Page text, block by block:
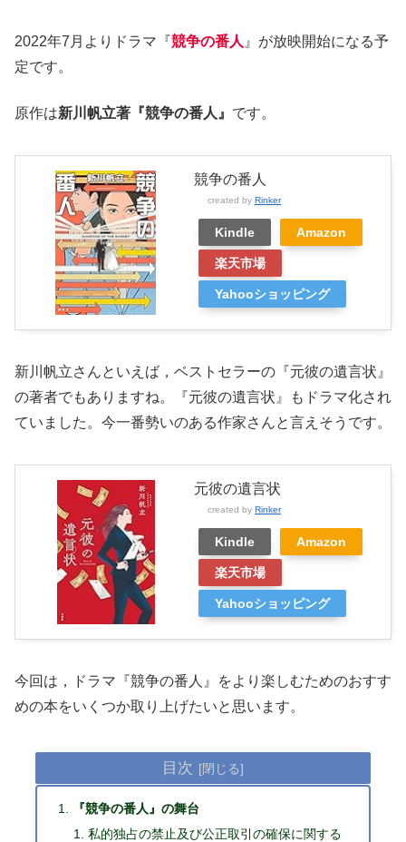
2022年7月よりドラマ『 競争の番人』が放映開始になる予
定です。
原作は新川帆立著『競争の番人』 です。
競争の番人
created by Rinker
Kindle Amazon
楽天市場
Yahooショッピング
新川帆立さんといえば，ベストセラーの『元彼の遺言状』
の著者でもありますね。『元彼の遺言状』もドラマ化され
ていました。今一番勢いのある作家さんと言えそうです。
元彼の遺言状
created by Rinker
Kindle Amazon
楽天市場
Yahooショッピング
今回は，ドラマ『競争の番人』をより楽しむためのおすす
めの本をいくつか取り上げたいと思います。
目次
『競争の番人』の舞台
私的独占の禁止及び公正取引の確保に関する